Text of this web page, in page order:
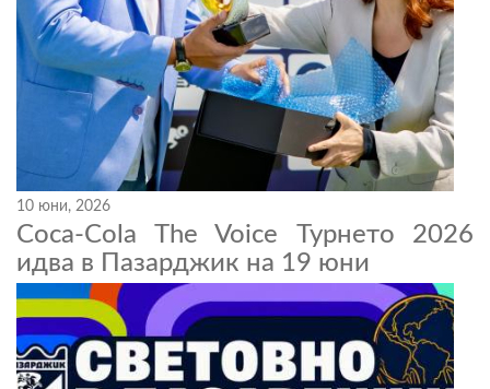
10 юни, 2026
Coca-Cola The Voice Турнето 2026
идва в Пазарджик на 19 юни